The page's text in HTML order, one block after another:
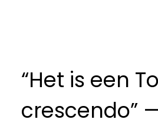
“Het is een
crescendo”